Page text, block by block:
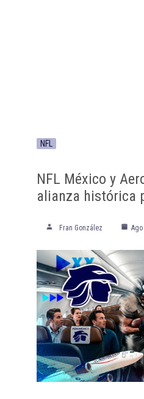
NFL
NFL México y
alianza histórica
Fran González